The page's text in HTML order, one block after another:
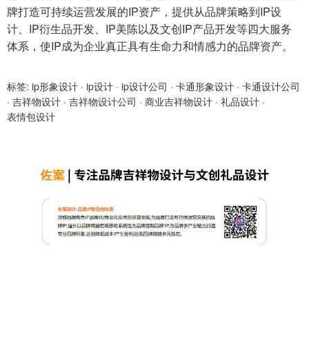
牌打造可持续运营发展的IP资产，提供从品牌策略到IP设
计、IP衍生品开发、IP美陈以及文创IP产品开发等四大服务
体系，使IP成为企业真正具有生命力和情感力的品牌资产。
标签: ip形象设计 · ip设计 · ip设计公司 · 卡通形象设计 · 卡通设计公司
· 吉祥物设计 · 吉祥物设计公司 · 商业吉祥物设计 · 礼品设计 ·
表情包设计